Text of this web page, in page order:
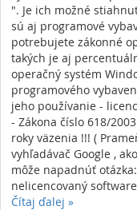
". Je ich možné
sú aj programové
potrebujete zákonné
takých je aj
operačný systém
programového
jeho používanie -
- Zákona číslo 618/
roky väzenia !!! (
vyhľadávač Google ,
môže napadnúť
nelicencovaný
Čítaj ďalej »